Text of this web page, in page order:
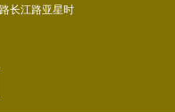
长江路亚星时